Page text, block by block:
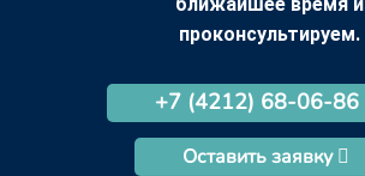
ближайшее время и
проконсультируем.
+7 (4212) 68-06-86
Оставить заявку